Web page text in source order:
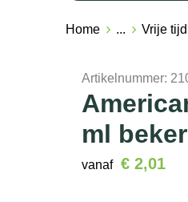
Home ... Vrije tijd
Artikelnummer:
ml
vanaf € 2,01